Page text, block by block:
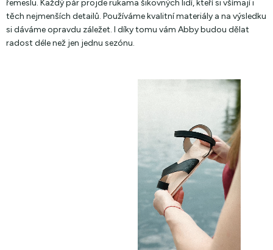
řemeslu. Každý pár projde rukama šikovných lidí, kteří si všímají i
těch nejmenších detailů. Používáme kvalitní materiály a na výsledku
si dáváme opravdu záležet. I díky tomu vám Abby budou dělat
radost déle než jen jednu sezónu.